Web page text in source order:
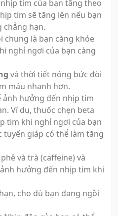
tim của bạn tăng theo
tim sẽ tăng lên nếu bạn
chẳng hạn.
chung là bạn càng khỏe
nghỉ ngơi của bạn càng
và thời tiết nóng bức đòi
máu nhanh hơn.
ảnh hưởng đến nhịp tim
Ví dụ, thuốc chẹn beta
tim khi nghỉ ngơi của bạn
tuyến giáp có thể làm tăng
và trà (caffeine) và
hưởng đến nhịp tim khi
cho dù bạn đang ngồi